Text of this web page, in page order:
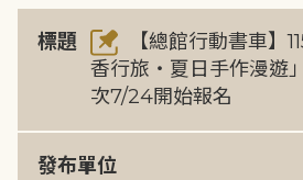
標題
【總館行動書車】
香行旅・夏日手作漫遊
次7/24開始報名
發布單位